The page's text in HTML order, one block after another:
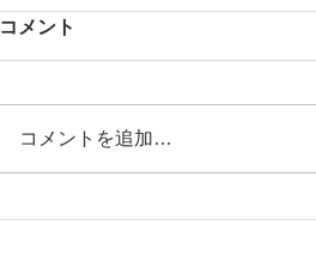
Turning Wheels 2026 -
コメント
コメントを追加…